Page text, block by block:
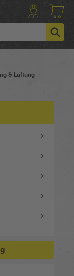
& Lüftung